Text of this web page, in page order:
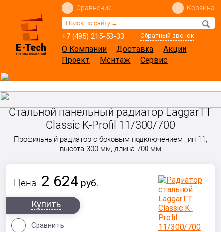
+7 (495) 215-53-33 Обратный звонок
Сравнение Корзина
О Компании Доставка
Акции
Проект
Монтаж Сервис
Стальной панельный радиатор LaggarTT
Classic K-Profil 11/300/700
Профильный радиатор с боковым подключением тип 11,
высота 300 мм, длина 700 мм
Цена: 2 624 руб.
Купить
Сравнить